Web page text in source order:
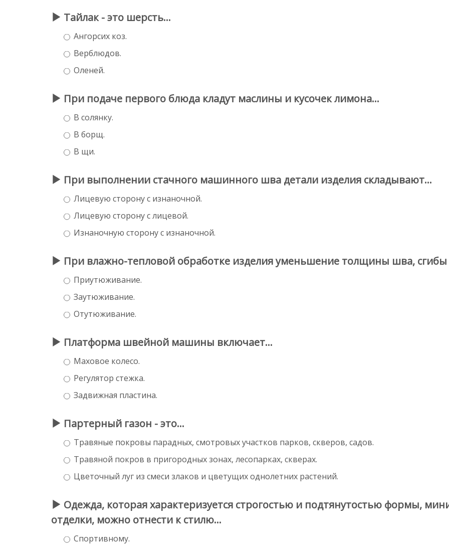
Тайлак - это шерсть...
Ангорсих коз.
Верблюдов.
Оленей.
При подаче первого блюда кладут маслины и кусочек лимона...
В солянку.
В борщ.
В щи.
При выполнении стачного машинного шва детали изделия складывают...
Лицевую сторону с изнаночной.
Лицевую сторону с лицевой.
Изнаночную сторону с изнаночной.
При влажно-тепловой обработке изделия уменьшение толщины шва, сгибы
Приутюживание.
Заутюживание.
Отутюживание.
Платформа швейной машины включает...
Маховое колесо.
Регулятор стежка.
Задвижная пластина.
Партерный газон - это...
Травяные покровы парадных, смотровых участков парков, скверов, садов.
Травяной покров в пригородных зонах, лесопарках, скверах.
Цветочный луг из смеси злаков и цветущих однолетних растений.
Одежда, которая характеризуется строгостью и подтянутостью формы,
отделки, можно отнести к стилю...
Спортивному.